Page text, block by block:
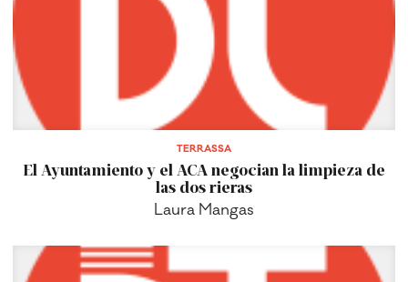
TERRASSA
El Ayuntamiento y el ACA negocian la limpieza de
las dos rieras
Laura Mangas